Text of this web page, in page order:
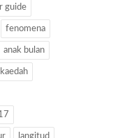
guide
fenomena
anak bulan
langitud